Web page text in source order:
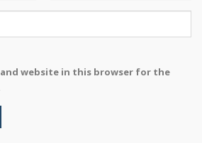
and website in this browser for the